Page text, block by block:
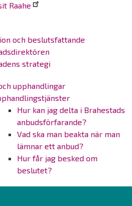
Raahe
och beslutsfattande
strategi
upphandlingar
Hur kan jag delta i Brahestads
anbudsförfarande?
Vad ska man beakta när man
lämnar ett anbud?
Hur får jag besked om
beslutet?